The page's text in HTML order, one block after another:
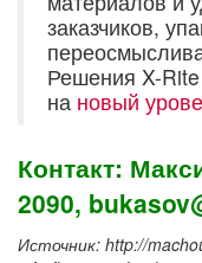
заказчиков,
Решения X-
на новый
Контакт:
2090,
Источник: http://